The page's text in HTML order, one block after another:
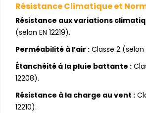
Résistance Climatique et
Résistance aux variations
(selon EN 12219).
Perméabilité à l’air : Classe 2 (selon
Étanchéité à la pluie battante :
12208).
Résistance à la charge au vent :
12210).